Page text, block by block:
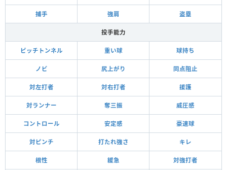
捕手 強肩 盗塁
投手能力
ピッチトンネル 重い球 球持ち
ノビ 尻上がり 同点阻止
対左打者 対右打者 援護
対ランナー 奪三振 威圧感
コントロール 安定感 豪速球
対ピンチ 打たれ強さ キレ
根性 緩急 対強打者